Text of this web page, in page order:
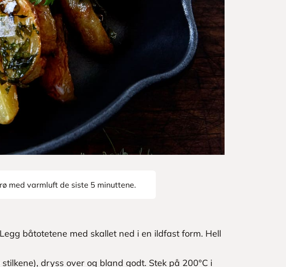
med varmluft de siste 5 minuttene.
båtotetene med skallet ned i en ildfast form. Hell
dryss over og bland godt. Stek på 200°C i